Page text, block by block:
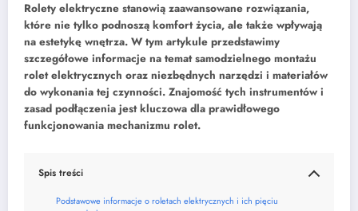
Rolety elektryczne stanowią zaawansowane rozwiązania,
które nie tylko podnoszą komfort życia, ale także wpływają
na estetykę wnętrza. W tym artykule przedstawimy
szczegółowe informacje na temat samodzielnego montażu
rolet elektrycznych oraz niezbędnych narzędzi i materiałów
do wykonania tej czynności. Znajomość tych instrumentów i
zasad podłączenia jest kluczowa dla prawidłowego
funkcjonowania mechanizmu rolet.
Spis treści
Podstawowe informacje o roletach elektrycznych i ich pięciu